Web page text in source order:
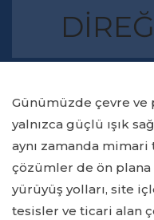
Günümüzde çevre ve
yalnızca güçlü ışık
aynı zamanda mimari
çözümler de ön plana
yürüyüş yolları, site
tesisler ve ticari alan